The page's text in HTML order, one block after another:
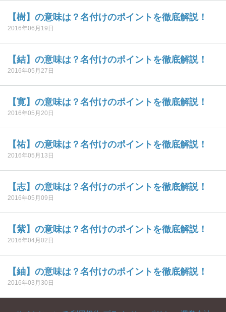
【樹】の意味は？名付けのポイントを徹底解説！
2016年06月19日
【結】の意味は？名付けのポイントを徹底解説！
2016年05月27日
【寛】の意味は？名付けのポイントを徹底解説！
2016年05月20日
【祐】の意味は？名付けのポイントを徹底解説！
2016年05月13日
【志】の意味は？名付けのポイントを徹底解説！
2016年05月09日
【紫】の意味は？名付けのポイントを徹底解説！
2016年04月02日
【紬】の意味は？名付けのポイントを徹底解説！
2016年03月30日